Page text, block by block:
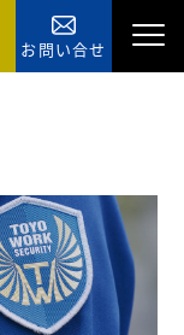
お問い合せ